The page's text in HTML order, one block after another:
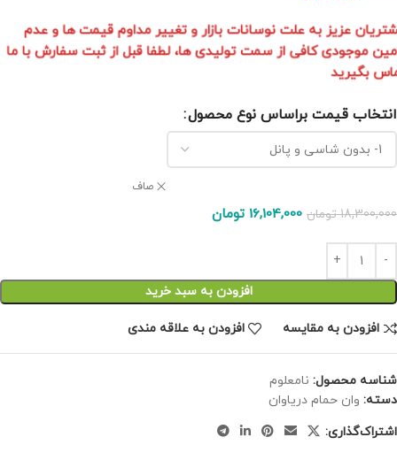
عزیز به علت نوسانات بازار و تغییر مداوم قیمت ها و عدم
موجودی کافی از سمت تولیدی ها، لطفا قبل از ثبت سفارش با ما
بگیرید
انتخاب قیمت براساس نوع محصول
صاف
18,300,000 تومان 16,104,000 تومان
افزودن به سبد خرید
افزودن به مقایسه افزودن به علاقه مندی
شناسه محصول: نامعلوم
دسته: وان حمام دریاوان
اشتراک‌گذاری: